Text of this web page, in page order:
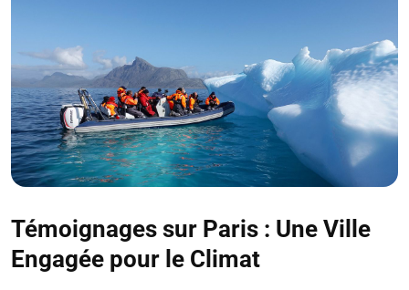
Témoignages sur Paris : Une Ville
Engagée pour le Climat